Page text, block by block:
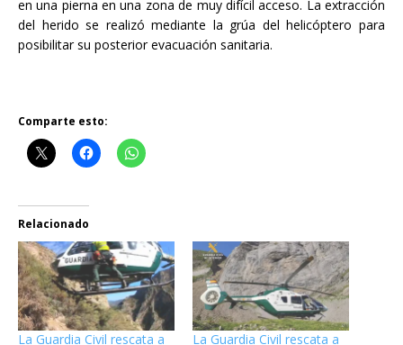
en una pierna en una zona de muy difícil acceso. La extracción
del herido se realizó mediante la grúa del helicóptero para
posibilitar su posterior evacuación sanitaria.
Comparte esto:
Relacionado
La Guardia Civil rescata a
La Guardia Civil rescata a